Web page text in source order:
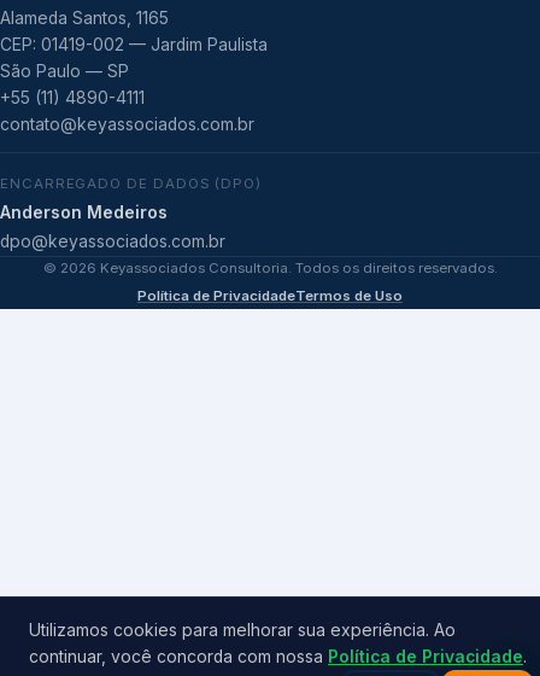
Alameda Santos, 1165
CEP: 01419-002 — Jardim Paulista
São Paulo — SP
+55 (11) 4890-4111
contato@keyassociados.com.br
ENCARREGADO DE DADOS (DPO)
Anderson Medeiros
dpo@keyassociados.com.br
© 2026 Keyassociados Consultoria. Todos os direitos reservados.
Política de PrivacidadeTermos de Uso
Utilizamos cookies para melhorar sua experiência. Ao
continuar, você concorda com nossa Política de Privacidade.